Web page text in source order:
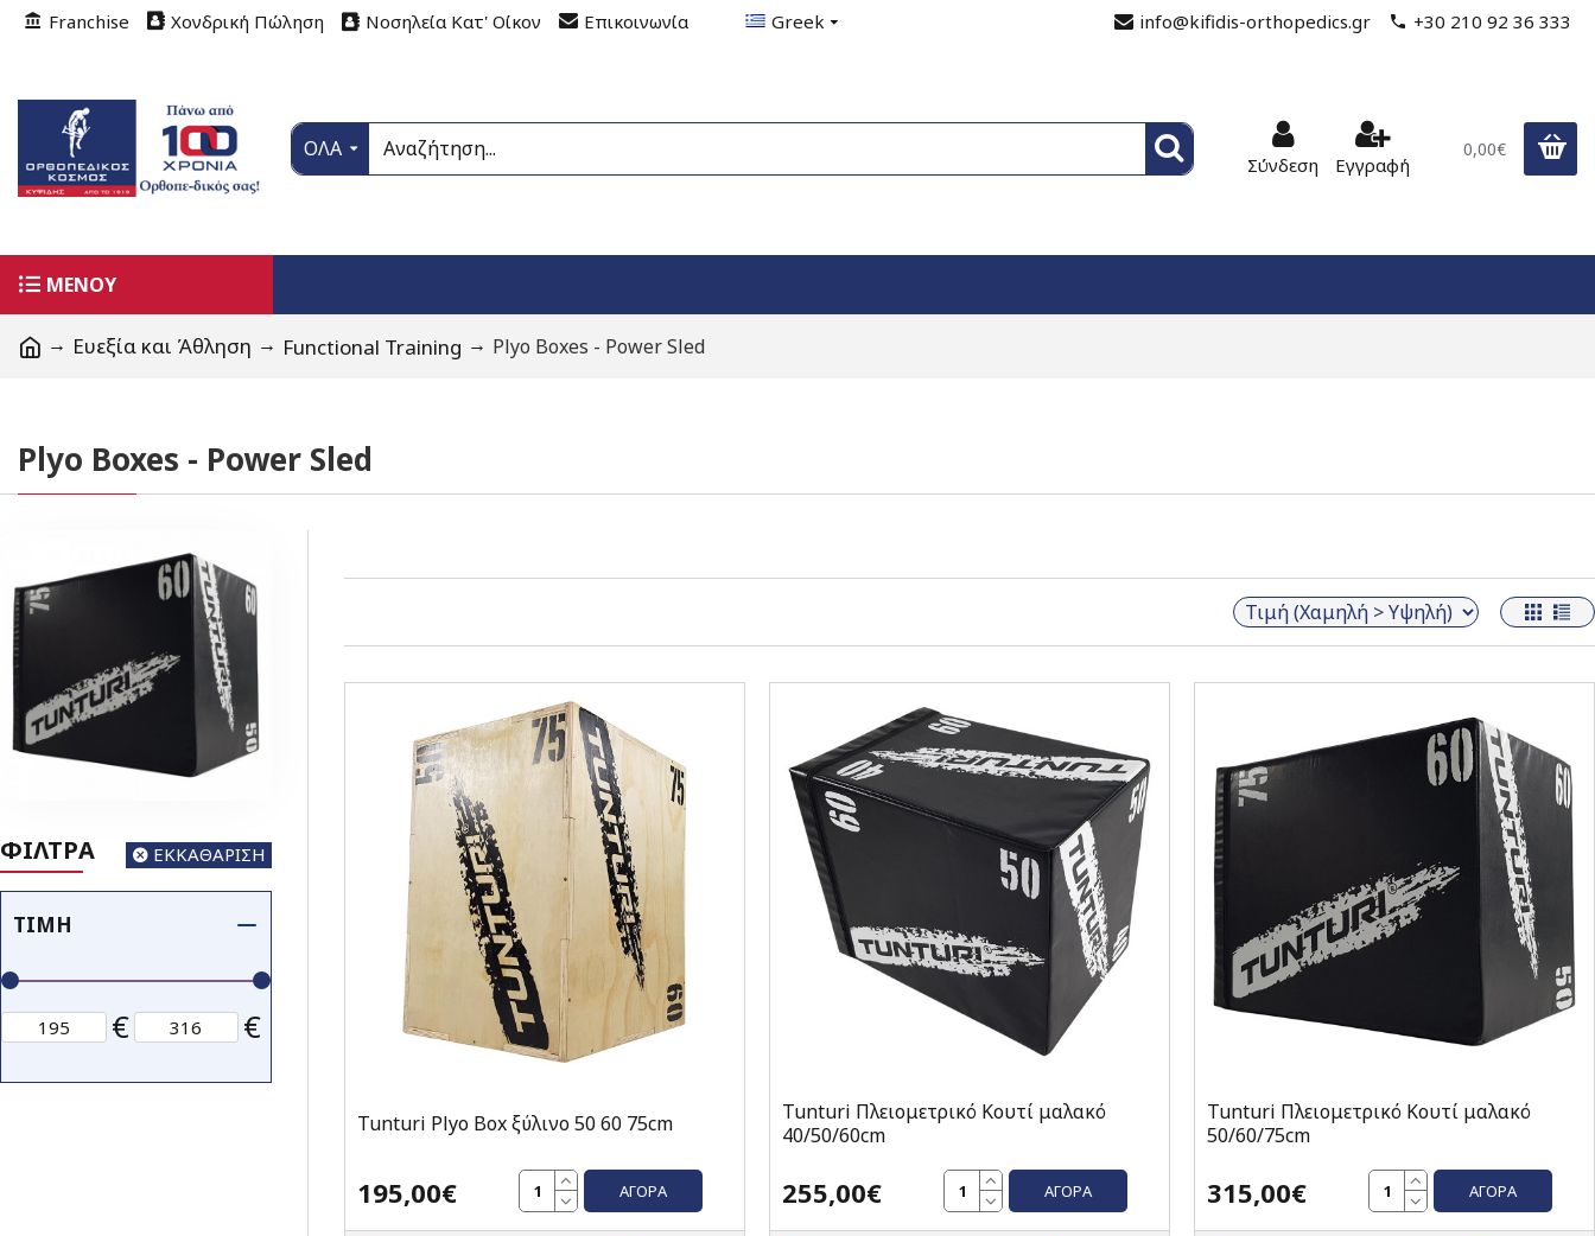
Franchise Χονδρική Πώληση Νοσηλεία Κατ' Οίκον Επικοινωνία Greek info@kifidis-orthopedics.gr +30 210 92 36 333
ΟΛΑ
Σύνδεση Εγγραφή
0,00€
ΜΕΝΟΥ
Ευεξία και Άθληση Functional Training Plyo Boxes - Power Sled
Plyo Boxes - Power Sled
ΦΙΛΤΡΑ ΕΚΚΑΘΑΡΙΣΗ
ΤΙΜΉ
€ €
Tunturi Plyo Box ξύλινο 50 60 75cm
195,00€ ΑΓΟΡΆ
Tunturi Πλειομετρικό Κουτί μαλακό
40/50/60cm
255,00€ ΑΓΟΡΆ
Tunturi Πλειομετρικό Κουτί μαλακό
50/60/75cm
315,00€ ΑΓΟΡΆ